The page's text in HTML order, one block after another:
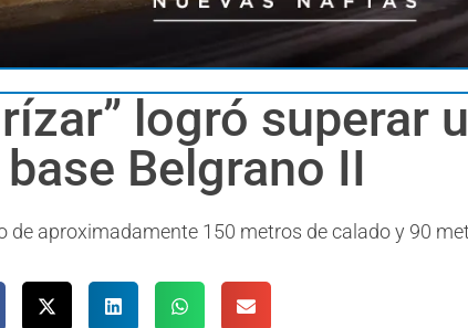
logró superar
Belgrano II
aproximadamente 150 metros de calado y 90